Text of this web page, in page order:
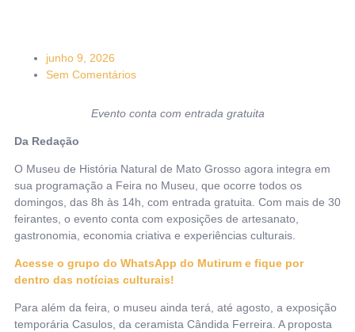
junho 9, 2026
Sem Comentários
Evento conta com entrada gratuita
Da Redação
O Museu de História Natural de Mato Grosso agora integra em
sua programação a Feira no Museu, que ocorre todos os
domingos, das 8h às 14h, com entrada gratuita. Com mais de 30
feirantes, o evento conta com exposições de artesanato,
gastronomia, economia criativa e experiências culturais.
Acesse o grupo do WhatsApp do Mutirum e fique por
dentro das notícias culturais!
Para além da feira, o museu ainda terá, até agosto, a exposição
temporária Casulos, da ceramista Cândida Ferreira. A proposta